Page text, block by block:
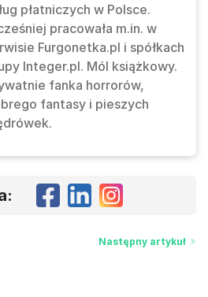
płatniczych w Polsce.
pracowała m.in. w
Furgonetka.pl i spółkach
Integer.pl. Mól książkowy.
fanka horrorów,
fantasy i pieszych
Następny artykuł